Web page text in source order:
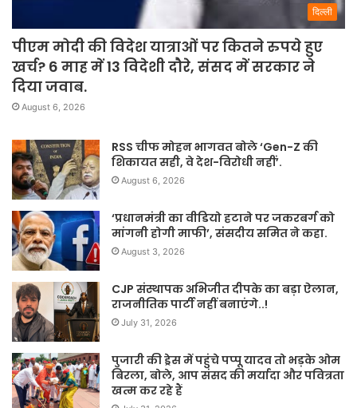
दिल्ली
पीएम मोदी की विदेश यात्राओं पर कितने रुपये हुए
खर्च? 6 माह में 13 विदेशी दौरे, संसद में सरकार ने
दिया जवाब.
August 6, 2026
RSS चीफ मोहन भागवत बोले ‘Gen-Z की
शिकायत सही, वे देश-विरोधी नहीं’.
August 6, 2026
‘प्रधानमंत्री का वीडियो हटाने पर जकरबर्ग को
मांगनी होगी माफी’, संसदीय समित ने कहा.
August 3, 2026
CJP संस्थापक अभिजीत दीपके का बड़ा ऐलान,
राजनीतिक पार्टी नहीं बनाएंगे..!
July 31, 2026
पुजारी की ड्रेस में पहुंचे पप्पू यादव तो भड़के ओम
बिरला, बोले, आप संसद की मर्यादा और पवित्रता
खत्म कर रहे हैं